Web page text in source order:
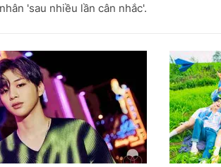
'sau nhiều lần cân nhắc'.